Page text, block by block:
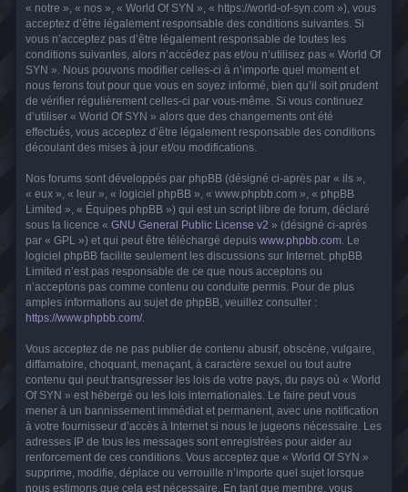
« notre », « nos », « World Of SYN », « https://world-of-syn.com »), vous
acceptez d’être légalement responsable des conditions suivantes. Si
vous n’acceptez pas d’être légalement responsable de toutes les
conditions suivantes, alors n’accédez pas et/ou n’utilisez pas « World Of
SYN ». Nous pouvons modifier celles-ci à n’importe quel moment et
nous ferons tout pour que vous en soyez informé, bien qu’il soit prudent
de vérifier régulièrement celles-ci par vous-même. Si vous continuez
d’utiliser « World Of SYN » alors que des changements ont été
effectués, vous acceptez d’être légalement responsable des conditions
découlant des mises à jour et/ou modifications.
Nos forums sont développés par phpBB (désigné ci-après par « ils »,
« eux », « leur », « logiciel phpBB », « www.phpbb.com », « phpBB
Limited », « Équipes phpBB ») qui est un script libre de forum, déclaré
sous la licence « GNU General Public License v2 » (désigné ci-après
par « GPL ») et qui peut être téléchargé depuis www.phpbb.com . Le
logiciel phpBB facilite seulement les discussions sur Internet. phpBB
Limited n’est pas responsable de ce que nous acceptons ou
n’acceptons pas comme contenu ou conduite permis. Pour de plus
amples informations au sujet de phpBB, veuillez consulter :
https://www.phpbb.com/.
Vous acceptez de ne pas publier de contenu abusif, obscène, vulgaire,
diffamatoire, choquant, menaçant, à caractère sexuel ou tout autre
contenu qui peut transgresser les lois de votre pays, du pays où « World
Of SYN » est hébergé ou les lois internationales. Le faire peut vous
mener à un bannissement immédiat et permanent, avec une notification
à votre fournisseur d’accès à Internet si nous le jugeons nécessaire. Les
adresses IP de tous les messages sont enregistrées pour aider au
renforcement de ces conditions. Vous acceptez que « World Of SYN »
supprime, modifie, déplace ou verrouille n’importe quel sujet lorsque
nous estimons que cela est nécessaire. En tant que membre, vous